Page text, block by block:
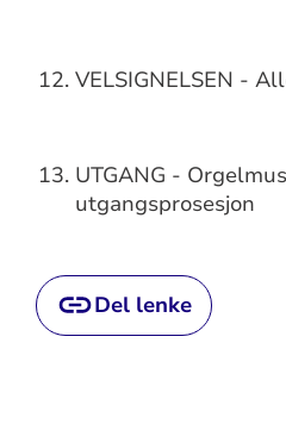
VELSIGNELSEN -
UTGANG -
utgangsprosesjon
Del lenke